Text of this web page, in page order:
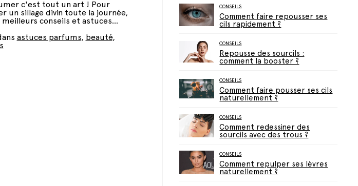
c'est tout un art ! Pour
un sillage divin toute la journée,
meilleurs conseils et astuces
astuces parfums, beauté,
CONSEILS
Comment faire repousser ses
cils rapidement ?
CONSEILS
Repousse des sourcils :
comment la booster ?
CONSEILS
Comment faire pousser ses cils
naturellement ?
CONSEILS
Comment redessiner des
sourcils avec des trous ?
CONSEILS
Comment repulper ses lèvres
naturellement ?